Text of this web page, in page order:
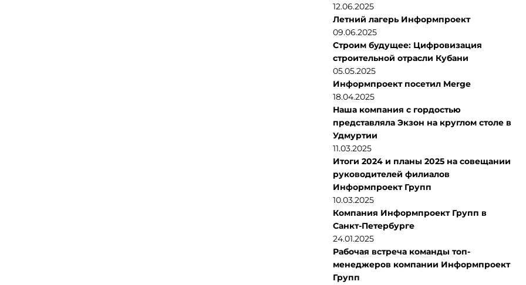
12.06.2025
Летний лагерь Информпроект
09.06.2025
Строим будущее: Цифровизация
строительной отрасли Кубани
05.05.2025
Информпроект посетил Merge
18.04.2025
Наша компания с гордостью
представляла Экзон на круглом столе в
Удмуртии
11.03.2025
Итоги 2024 и планы 2025 на совещании
руководителей филиалов
Информпроект Групп
10.03.2025
Компания Информпроект Групп в
Санкт-Петербурге
24.01.2025
Рабочая встреча команды топ-
менеджеров компании Информпроект
Групп